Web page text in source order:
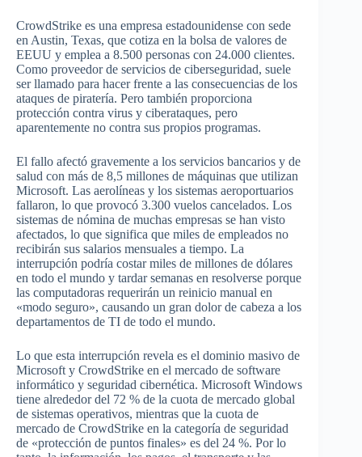
CrowdStrike es una empresa estadounidense con sede
en Austin, Texas, que cotiza en la bolsa de valores de
EEUU y emplea a 8.500 personas con 24.000 clientes.
Como proveedor de servicios de ciberseguridad, suele
ser llamado para hacer frente a las consecuencias de los
ataques de piratería. Pero también proporciona
protección contra virus y ciberataques, pero
aparentemente no contra sus propios programas.
El fallo afectó gravemente a los servicios bancarios y de
salud con más de 8,5 millones de máquinas que utilizan
Microsoft. Las aerolíneas y los sistemas aeroportuarios
fallaron, lo que provocó 3.300 vuelos cancelados. Los
sistemas de nómina de muchas empresas se han visto
afectados, lo que significa que miles de empleados no
recibirán sus salarios mensuales a tiempo. La
interrupción podría costar miles de millones de dólares
en todo el mundo y tardar semanas en resolverse porque
las computadoras requerirán un reinicio manual en
«modo seguro», causando un gran dolor de cabeza a los
departamentos de TI de todo el mundo.
Lo que esta interrupción revela es el dominio masivo de
Microsoft y CrowdStrike en el mercado de software
informático y seguridad cibernética. Microsoft Windows
tiene alrededor del 72 % de la cuota de mercado global
de sistemas operativos, mientras que la cuota de
mercado de CrowdStrike en la categoría de seguridad
de «protección de puntos finales» es del 24 %. Por lo